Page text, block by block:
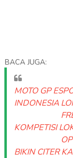
BACA JUGA:
MOTO GP
INDONESIA
KOMPETISI
BIKIN CITER